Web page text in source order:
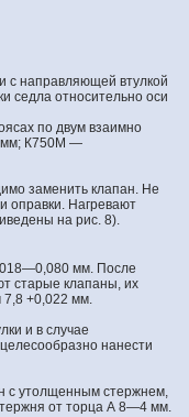
с направляющей втулкой
седла относительно оси
по двум взаимно
мм; К750М —
заменить клапан. Не
оправки. Нагревают
на рис. 8).
мм. После
старые клапаны, их
7,8 +0,022 мм.
и в случае
нанести
с утолщенным стержнем,
от торца А 8—4 мм.